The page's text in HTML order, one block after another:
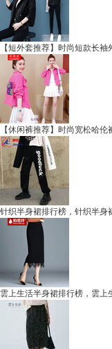
【短外套推荐】时尚短款长
【休闲裤推荐】时尚宽松哈
针织半身裙排行榜，针织半身
雲上生活半身裙排行榜，雲上